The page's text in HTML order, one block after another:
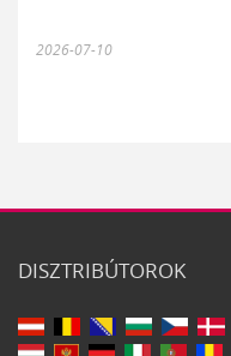
2026-07-10
DISZTRIBÚTOROK